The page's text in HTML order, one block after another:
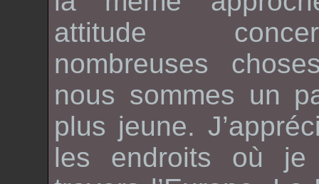
attitude
nombreuses
nous sommes un
plus jeune.
les endroits où